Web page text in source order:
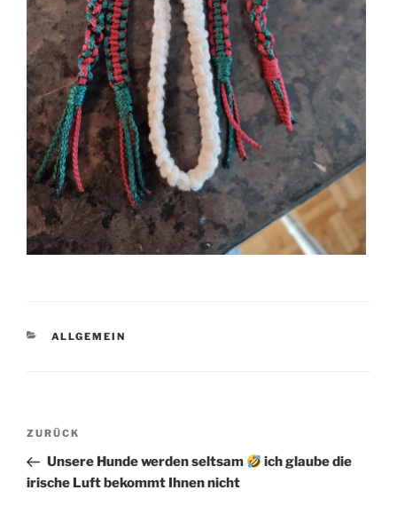
KATEGORIEN
ALLGEMEIN
Beitragsnavigation
Vorheriger
Beitrag
ZURÜCK
Unsere Hunde werden seltsam
ich glaube die
irische Luft bekommt Ihnen nicht